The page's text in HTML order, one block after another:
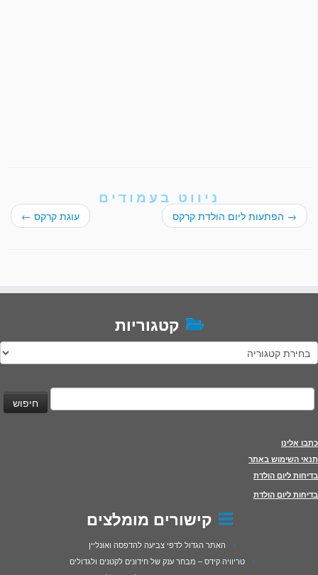
ניווט בעמודים
→ הפתעות ליום הולדת קרקס עוגת קרקס ←
קטגוריות
קטגוריות
חיפוש:
כתבו אלינו
תנאי השימוש באתר
בדיחות ליום הולדת
בדיחות ליום הולדת
קישורים מומלצים
האתר הגדול לדפי צביעה להדפסה ואונליין
טריוויה קידס – מבחר ענק של חידונים לקטנים ולגדולים